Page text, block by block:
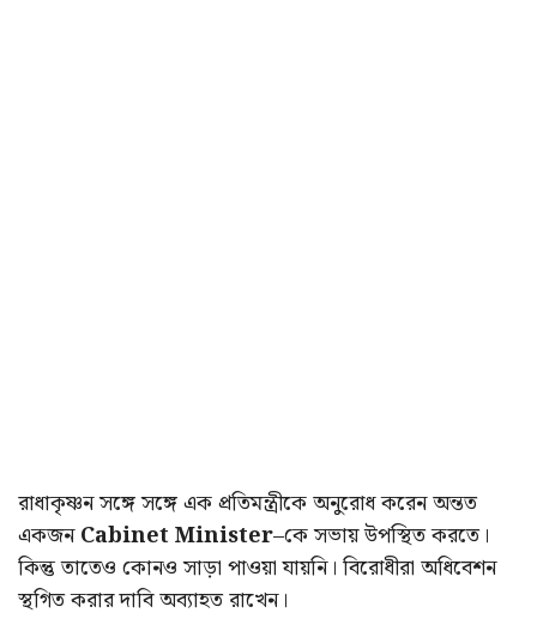
রাধাকৃষ্ণন সঙ্গে সঙ্গে এক প্রতিমন্ত্রীকে অনুরোধ করেন অন্তত
একজনCabinet Minister–কে সভায় উপস্থিত করতে।
কিন্তু তাতেও কোনও সাড়া পাওয়া যায়নি। বিরোধীরা অধিবেশন
স্থগিত করার দাবি অব্যাহত রাখেন।